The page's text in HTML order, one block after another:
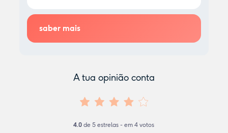
A tua opinião conta
4.0 de5 estrelas - em4 votos